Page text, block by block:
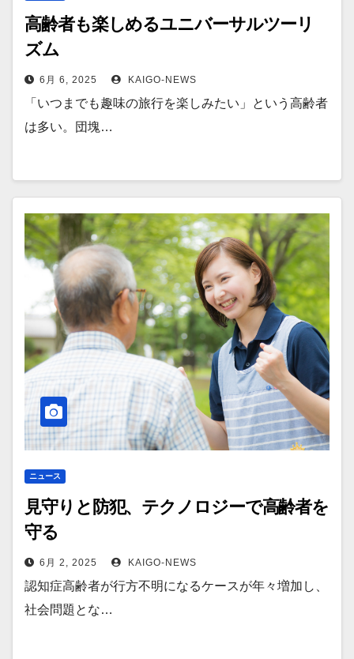
高齢者も楽しめるユニバーサルツーリ
ズム
6月 6, 2025 KAIGO-NEWS
「いつまでも趣味の旅行を楽しみたい」という高齢者
は多い。団塊…
ニュース
見守りと防犯、テクノロジーで高齢者を
守る
6月 2, 2025 KAIGO-NEWS
認知症高齢者が行方不明になるケースが年々増加し、
社会問題とな…